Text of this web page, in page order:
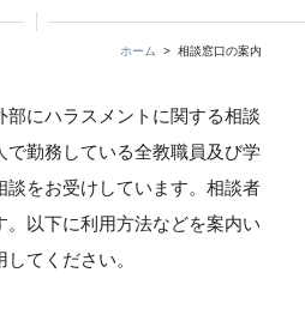
ホーム 相談窓口の案内
部にハラスメントに関する相談
で勤務している全教職員及び学
談をお受けしています。相談者
。以下に利用方法などを案内い
てください。